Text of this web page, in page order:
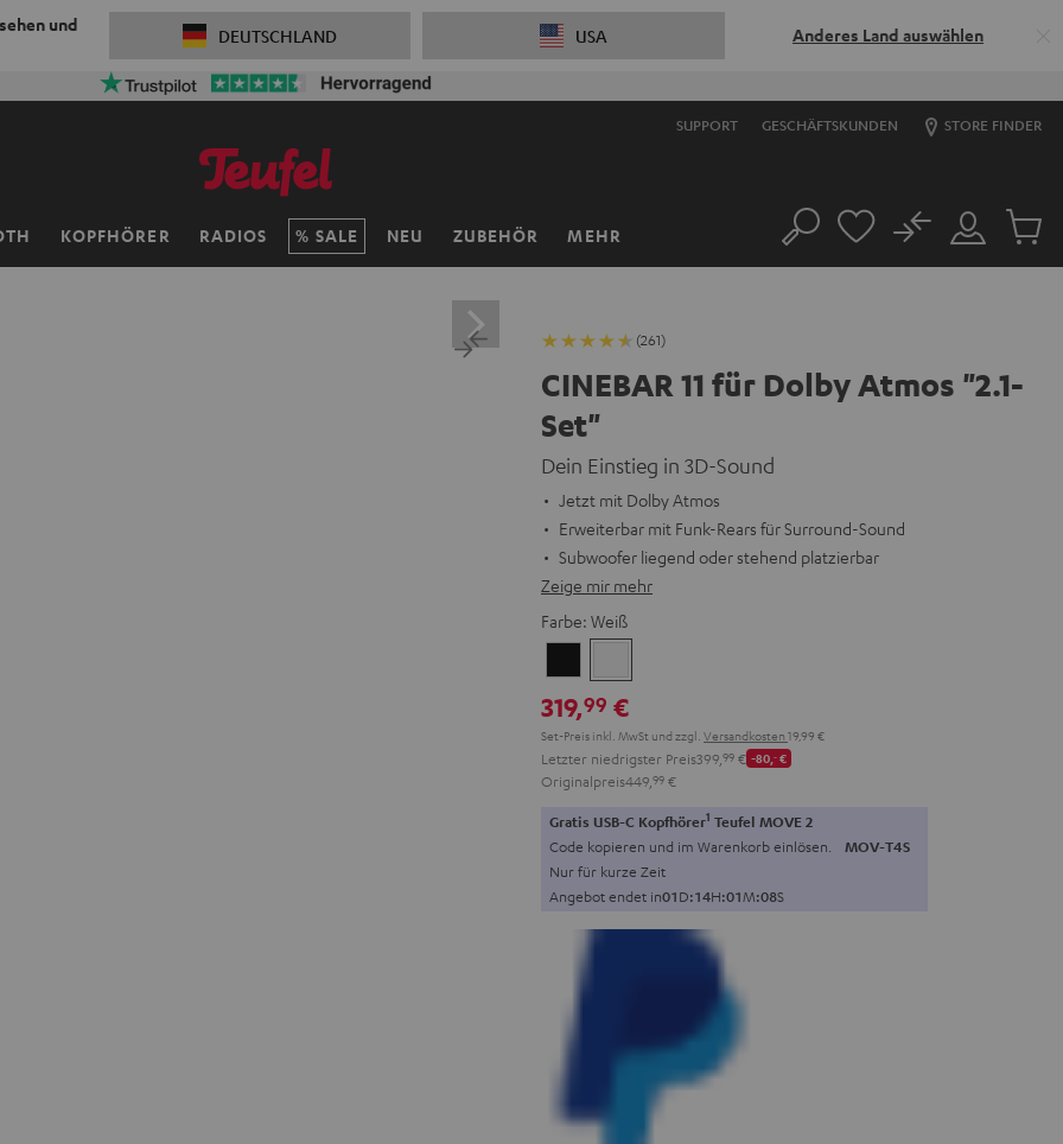
und
DEUTSCHLAND USA Anderes Land auswählen
SUPPORT GESCHÄFTSKUNDEN STORE FINDER
KOPFHÖRER RADIOS SALE NEU ZUBEHÖR MEHR Suche
Mein
Konto
No
Artikel
(261)
CINEBAR 11 für Dolby Atmos "2.1-
Set"
Dein Einstieg in 3D-Sound
Jetzt mit Dolby Atmos
Erweiterbar mit Funk-Rears für Surround-Sound
Subwoofer liegend oder stehend platzierbar
Zeige mir mehr
Farbe: Weiß
319,99 €
Set-Preis inkl. MwSt und zzgl. Versandkosten 19,99 €
Letzter niedrigster Preis399, 99 € -80,‐€
Originalpreis449, 99 €
Gratis USB-C Kopfhörer1 Teufel MOVE 2
Code kopieren und im Warenkorb einlösen. MOV-T4S
Nur für kurze Zeit
Angebot endet in01D:14H:01M:07S